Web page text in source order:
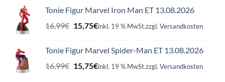
16,99€15,75€.
Tonie Figur Marvel Iron Man ET 13.08.2026
16,99€ Ursprünglicher
Preis
16,99€
15,75€Aktueller
15,75€.
inkl. 19 % MwSt.zzgl. Versandkosten
Tonie Figur Marvel Spider-Man ET 13.08.2026
16,99€ Ursprünglicher
Preis
15,75€Aktueller
inkl. 19 % MwSt.zzgl. Versandkosten